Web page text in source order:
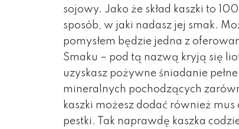
sojowy. Jako że skład kaszki to
sposób, w jaki nadasz jej smak.
pomysłem będzie jedna z
Smaku – pod tą nazwą kryją się
uzyskasz pożywne śniadanie
mineralnych pochodzących
kaszki możesz dodać również
pestki. Tak naprawdę kaszka